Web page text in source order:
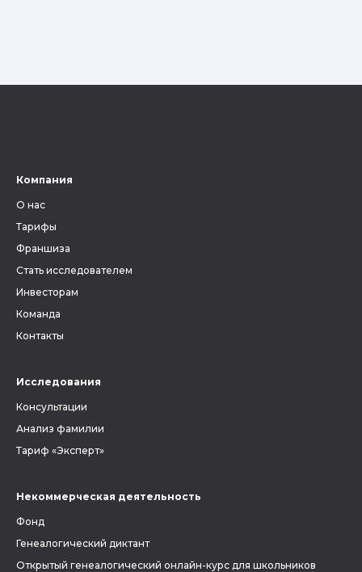
Компания
О нас
Тарифы
Франшиза
Стать исследователем
Инвесторам
Команда
Контакты
Исследования
Консультации
Анализ фамилии
Тариф «Эксперт»
Некоммерческая деятельность
Фонд
Генеалогический диктант
Открытый генеалогический онлайн-курс для школьников